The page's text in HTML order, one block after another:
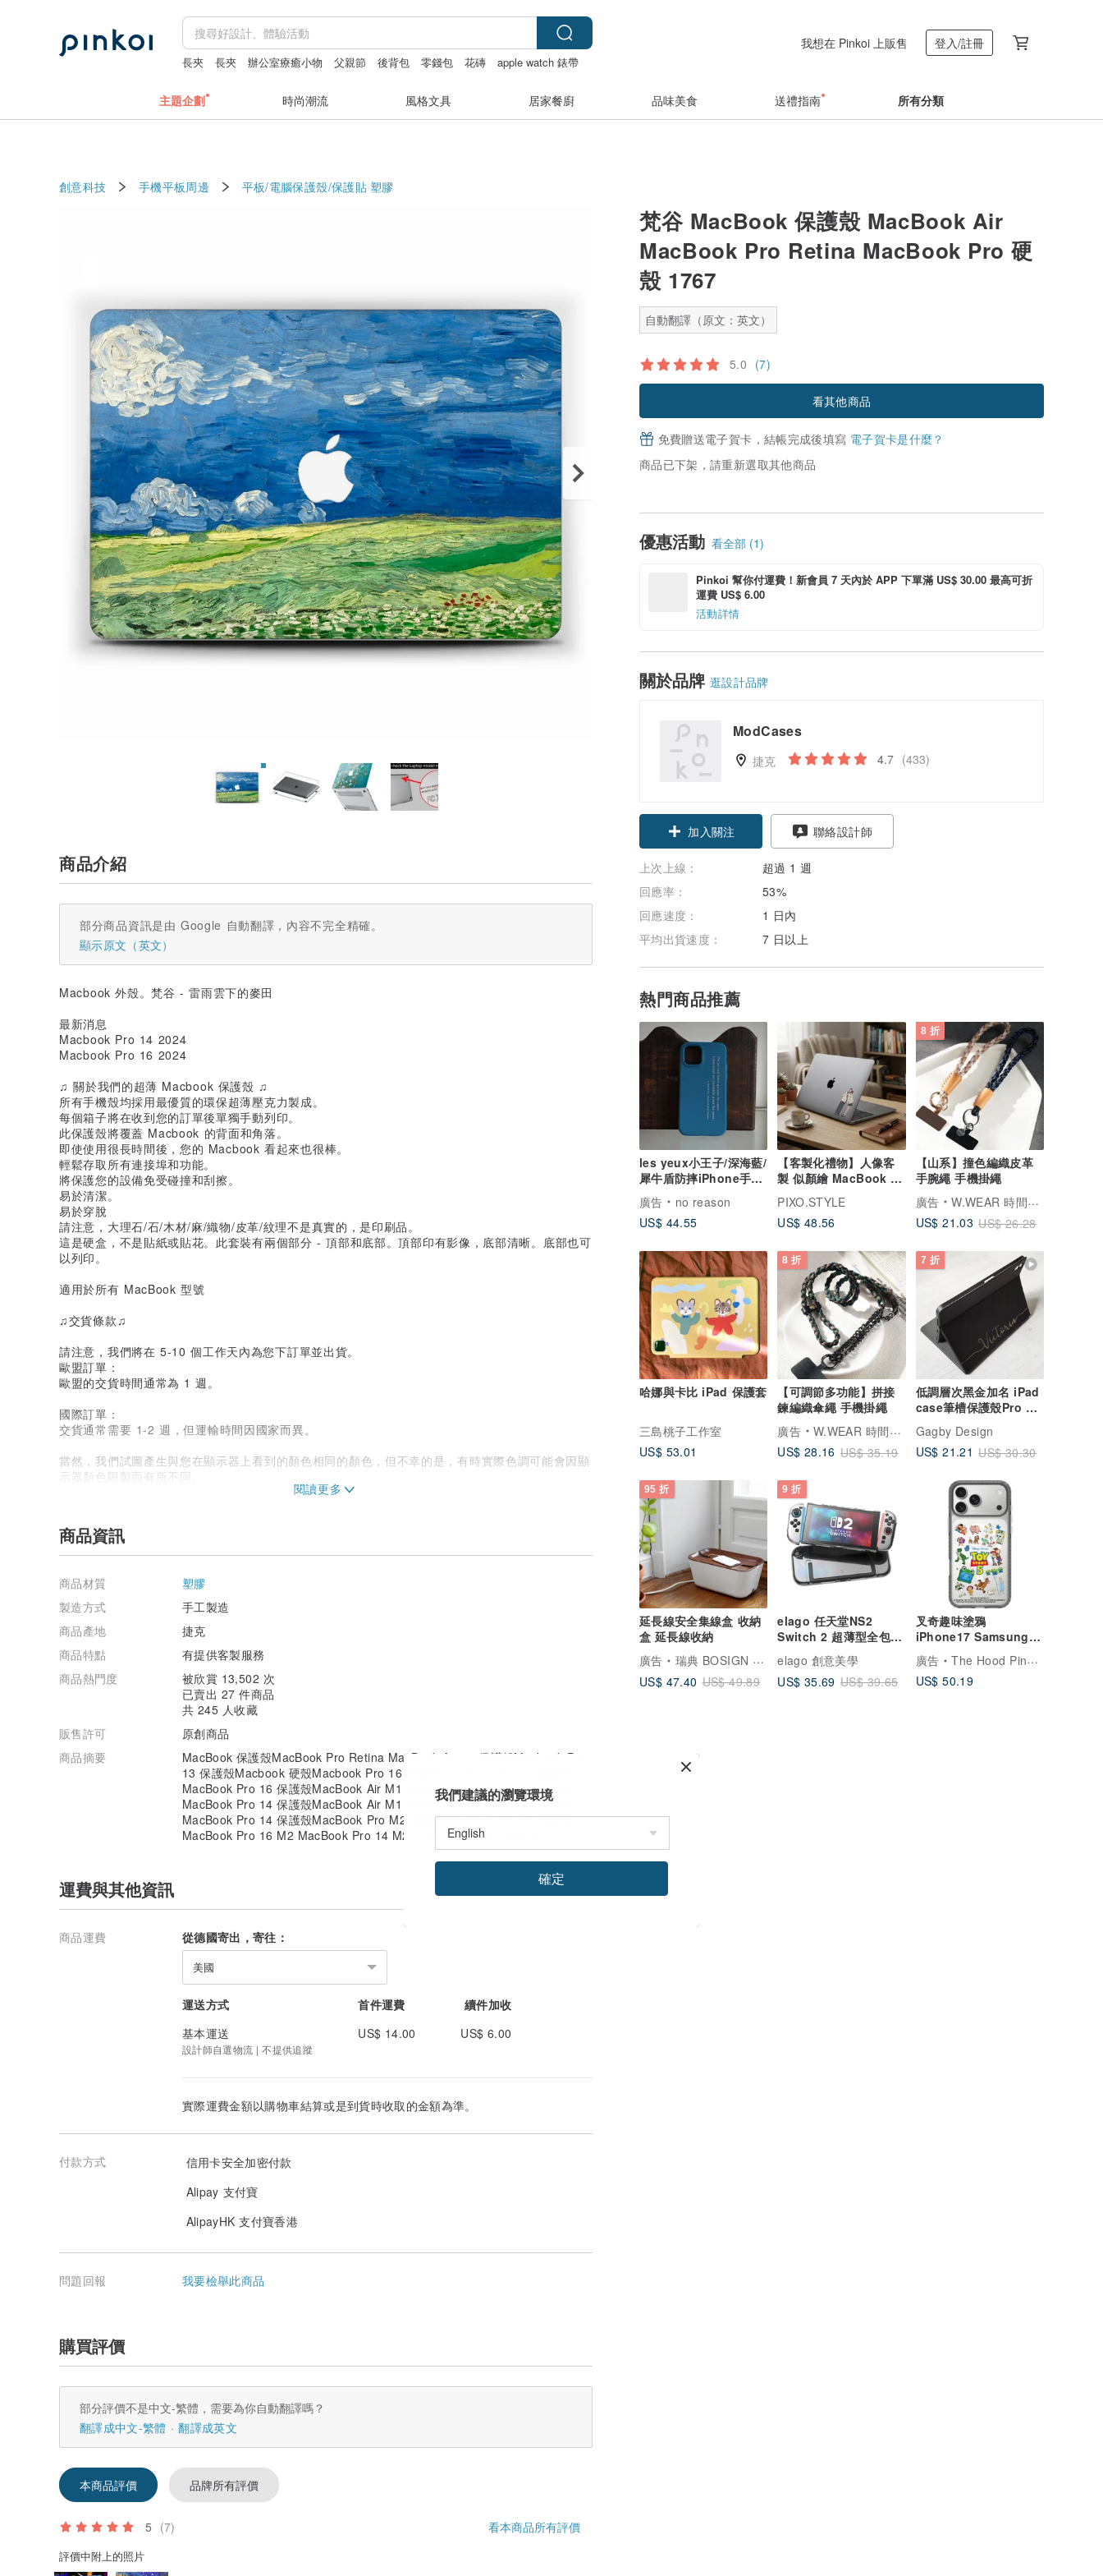
長夾 長夾 辦公室療癒小物 父親節 後背包 零錢包 花磚 apple watch 錶帶
我想在 Pinkoi 上販售 登入/註冊
主題企劃 時尚潮流 風格文具 居家餐廚 品味美食 送禮指南 所有分類
創意科技 手機平板周邊 平板/電腦保護殼/保護貼 塑膠
梵谷 MacBook 保護殼 MacBook Air
MacBook Pro Retina MacBook Pro 硬
殼 1767
自動翻譯（原文：英文）
5.0 (7)
看其他商品
免費贈送電子賀卡，結帳完成後填寫 電子賀卡是什麼？
商品已下架，請重新選取其他商品
優惠活動 看全部 (1)
Pinkoi 幫你付運費！新會員 7 天內於 APP 下單滿 US$ 30.00 最高可折
運費 US$ 6.00
活動詳情
關於品牌 逛設計品牌
ModCases
捷克 4.7 (433)
加入關注 聯絡設計師
上次上線：
超過 1 週
回應率：
53%
回應速度：
1 日內
平均出貨速度：
7 日以上
熱門商品推薦
les yeux小王子/深海藍/
犀牛盾防摔iPhone手機
殼
廣告
no reason
US$ 44.55
【客製化禮物】人像客
製 似顏繪 MacBook 超
PIXO.STYLE
US$ 48.56
8 折
【山系】撞色編織皮革
手腕繩 手機掛繩
廣告
W.WEAR 時間穿搭
US$ 21.03 US$ 26.28
哈娜與卡比 iPad 保護套
三島桃子工作室
US$ 53.01
8 折
【可調節多功能】拼接
鍊編織傘繩 手機掛繩
廣告
W.WEAR 時間穿搭
US$ 28.16 US$ 35.19
7 折
低調層次黑金加名 iPad
case筆槽保護殼Pro 11
Air 7 11代 12.9
Gagby Design
US$ 21.21 US$ 30.30
95 折
延長線安全集線盒 收納
盒 延長線收納
廣告
瑞典 BOSIGN Stockholm 家居用品
US$ 47.40 US$ 49.89
9 折
elago 任天堂NS2
Switch 2 超薄型全包覆
透明防摔保護殼
elago 創意美學
US$ 35.69 US$ 39.65
叉奇趣味塗鴉
iPhone17 Samsung
S26 氣墊標準防摔鏡面
手
廣告
The Hood Pinkoi 旗艦店
US$ 50.19
商品介紹
部分商品資訊是由 Google 自動翻譯，內容不完全精確。
顯示原文（英文）
Macbook 外殼。梵谷 - 雷雨雲下的麥田
最新消息
Macbook Pro 14 2024
Macbook Pro 16 2024
♫ 關於我們的超薄 Macbook 保護殼 ♫
所有手機殼均採用最優質的環保超薄壓克力製成。
每個箱子將在收到您的訂單後單獨手動列印。
此保護殼將覆蓋 Macbook 的背面和角落。
即使使用很長時間後，您的 Macbook 看起來也很棒。
輕鬆存取所有連接埠和功能。
將保護您的設備免受碰撞和刮擦。
易於清潔。
易於穿脫
請注意，大理石/石/木材/麻/織物/皮革/紋理不是真實的，是印刷品。
這是硬盒，不是貼紙或貼花。此套裝有兩個部分 - 頂部和底部。頂部印有影像，底部清晰。底部也可
以列印。
適用於所有 MacBook 型號
♫交貨條款♫
請注意，我們將在 5-10 個工作天內為您下訂單並出貨。
歐盟訂單：
歐盟的交貨時間通常為 1 週。
國際訂單：
交貨通常需要 1-2 週，但運輸時間因國家而異。
當然，我們試圖產生與您在顯示器上看到的顏色相同的顏色，但不幸的是，有時實際色調可能會因顯
示器顏色限製而有所不同。
由於每個手機型號的尺寸不同，圖像可能會略有變化。
意為您提供協助。
商品資訊
商品材質
塑膠
製造方式
手工製造
商品產地
捷克
商品特點
有提供客製服務
商品熱門度
被欣賞 13,502 次
已賣出 27 件商品
共 245 人收藏
販售許可
原創商品
商品摘要
MacBook 保護殼MacBook Pro Retina MacBook Air 13 保護殼Macbook Pro
13 保護殼Macbook 硬殼Macbook Pro 16 保護殼MacBook Pro 15 保護殼
MacBook Pro 16 保護殼MacBook Air M1 保護殼MacBook Pro M1 保護殼
MacBook Pro 14 保護殼MacBook Air M1 保護殼MacBook Pro M1 保護殼
MacBook Pro 14 保護殼MacBook Pro M2 保護殼MacBook Air M2 保護殼
MacBook Pro 16 M2 MacBook Pro 14 M2。梵谷 - 雷雨雲下的麥田
運費與其他資訊
商品運費 從德國寄出，寄往：
美國
運送方式 首件運費
續件加收
基本運送
US$ 14.00 US$ 6.00
設計師自選物流 | 不提供追蹤
實際運費金額以購物車結算或是到貨時收取的金額為準。
付款方式
信用卡安全加密付款
Alipay 支付寶
AlipayHK 支付寶香港
問題回報 我要檢舉此商品
購買評價
部分評價不是中文-繁體，需要為你自動翻譯嗎？
翻譯成中文-繁體
翻譯成英文
本商品評價 品牌所有評價
5 (7) 看本商品所有評價
評價中附上的照片
我們建議的瀏覽環境
確定